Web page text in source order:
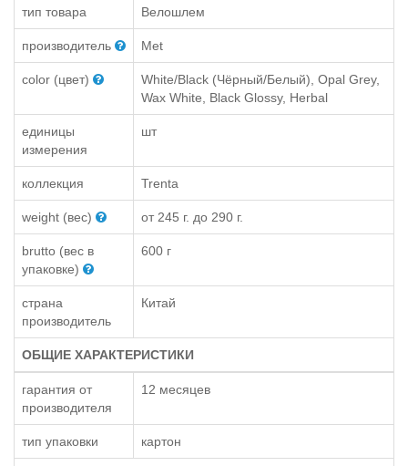
тип товара Велошлем
производитель Met
color (цвет)
White/Black (Чёрный/Белый), Opal Grey,
Wax White, Black Glossy, Herbal
единицы
измерения
шт
коллекция Trenta
weight (вес) от 245 г. до 290 г.
brutto (вес в
упаковке)
600 г
страна
производитель
Китай
ОБЩИЕ ХАРАКТЕРИСТИКИ
гарантия от
производителя
12 месяцев
тип упаковки картон